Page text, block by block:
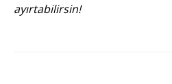
ayırtabilirsin!